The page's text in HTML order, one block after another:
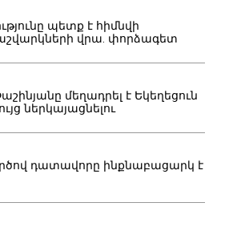
պետք է հիմնվի
վրա. փորձագետ
մեղադրել է Եկեղեցուն
ներկայացնելու
դատավորը ինքնաբացարկ է